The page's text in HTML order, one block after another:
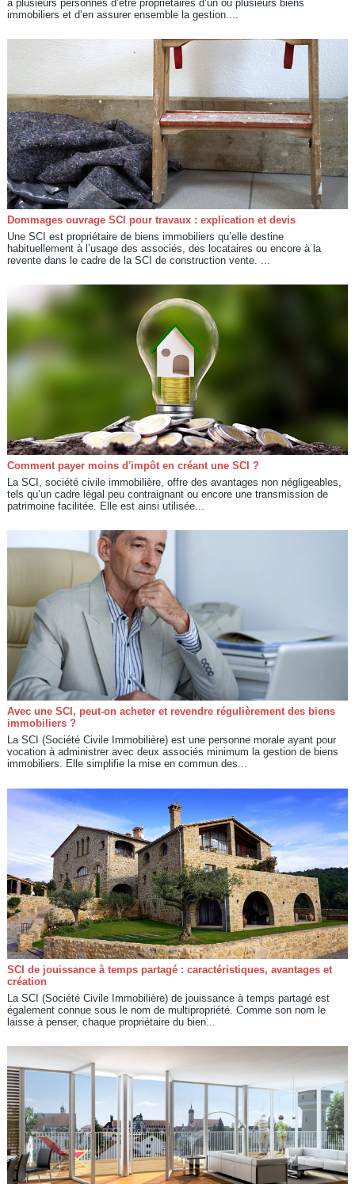
à plusieurs personnes d’être propriétaires d’un ou plusieurs biens
immobiliers et d’en assurer ensemble la gestion....
Dommages ouvrage SCI pour travaux : explication et devis
Une SCI est propriétaire de biens immobiliers qu’elle destine
habituellement à l’usage des associés, des locataires ou encore à la
revente dans le cadre de la SCI de construction vente. ...
Comment payer moins d'impôt en créant une SCI ?
La SCI, société civile immobilière, offre des avantages non négligeables,
tels qu’un cadre légal peu contraignant ou encore une transmission de
patrimoine facilitée. Elle est ainsi utilisée...
Avec une SCI, peut-on acheter et revendre régulièrement des biens
immobiliers ?
La SCI (Société Civile Immobilière) est une personne morale ayant pour
vocation à administrer avec deux associés minimum la gestion de biens
immobiliers. Elle simplifie la mise en commun des...
SCI de jouissance à temps partagé : caractéristiques, avantages et
création
La SCI (Société Civile Immobilière) de jouissance à temps partagé est
également connue sous le nom de multipropriété. Comme son nom le
laisse à penser, chaque propriétaire du bien...